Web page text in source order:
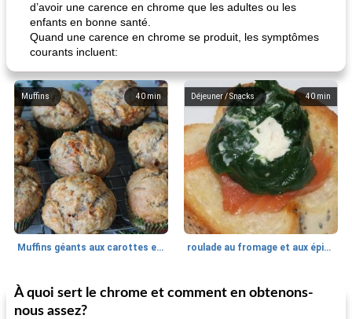
d’avoir une carence en chrome que les adultes ou les
enfants en bonne santé.
Quand une carence en chrome se produit, les symptômes
courants incluent:
40 min
Muffins
Muffins géants aux carottes et à la banane de Nif
40 min
Déjeuner / Snacks
roulade au fromage et aux épinards
30min
Marques de confiance: recettes et
astuces
55
Viande et volaille
À quoi sert le chrome et comment en obtenons-
nous assez?